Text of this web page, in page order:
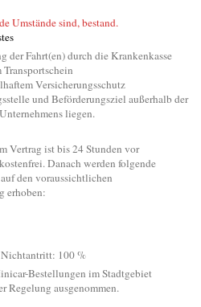
sind, bestand.
der Fahrt(en) durch die Krankenkasse
Versicherungsschutz
und Beförderungsziel außerhalb der
liegen.
Vertrag ist bis 24 Stunden vor
Danach werden folgende
den voraussichtlichen
erhoben:
Nichtantritt: 100 %
Bestellungen im Stadtgebiet
Regelung ausgenommen.